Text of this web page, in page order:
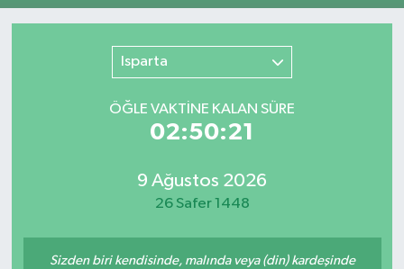
Isparta
ÖĞLE VAKTİNE KALAN SÜRE
02:50:21
9 Ağustos 2026
26 Safer 1448
Sizden biri kendisinde, malında veya (din) kardeşinde
Son Dakika Haberleri